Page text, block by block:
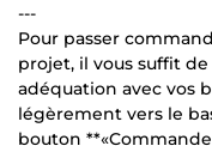
---
Pour passer
projet, il vous suffit
adéquation avec vos
légèrement vers le
bouton